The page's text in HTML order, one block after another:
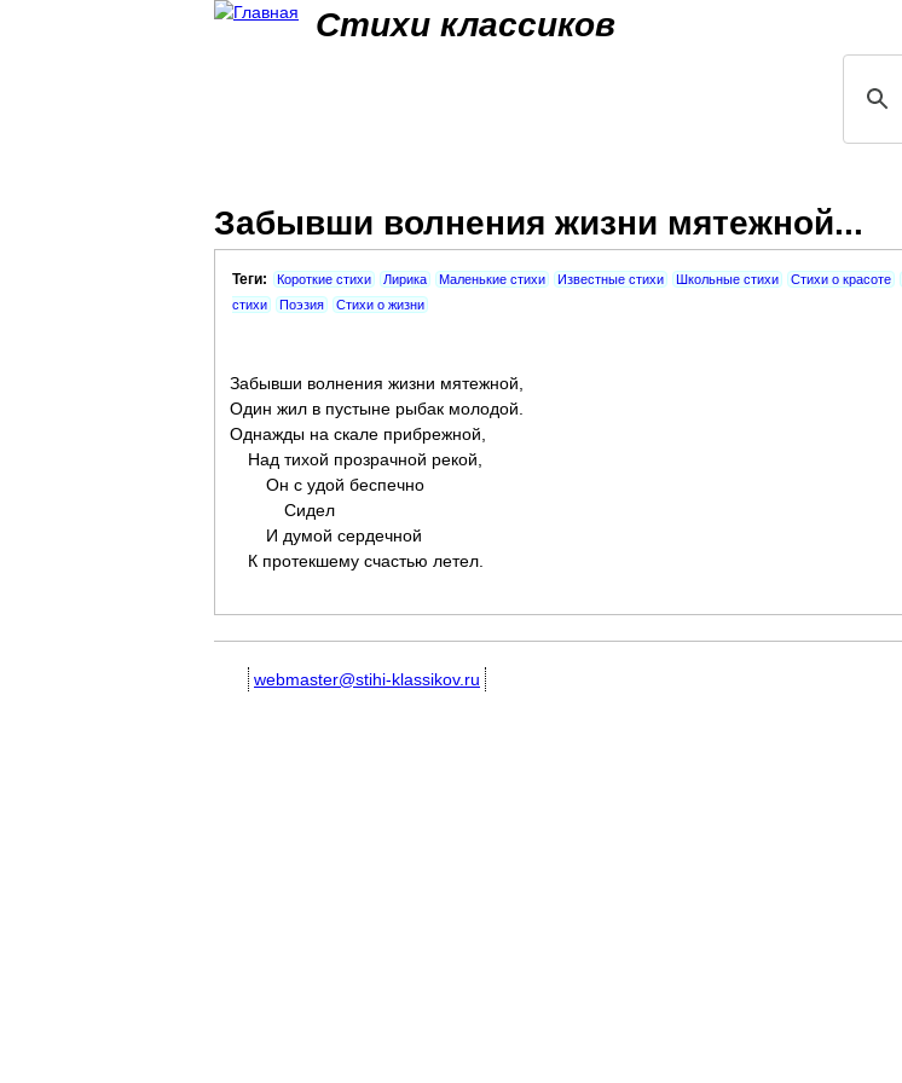
Стихи классиков
Забывши волнения жизни мятежной...
Теги: Короткие стихи Лирика Маленькие стихи Известные стихи Школьные стихи Стихи о красоте
стихи
Поэзия Стихи о жизни
Забывши волнения жизни мятежной,
Один жил в пустыне рыбак молодой.
Однажды на скале прибрежной,
Над тихой прозрачной рекой,
Он с удой беспечно
Сидел
И думой сердечной
К протекшему счастью летел.
webmaster@stihi-klassikov.ru